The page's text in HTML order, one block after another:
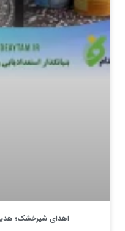
اهدای شیرخشک؛